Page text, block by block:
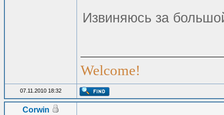
Извиняюсь за
Welcome!
07.11.2010 18:32
Corwin